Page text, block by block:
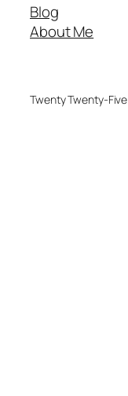
Blog
About Me
Twenty Twenty-Five